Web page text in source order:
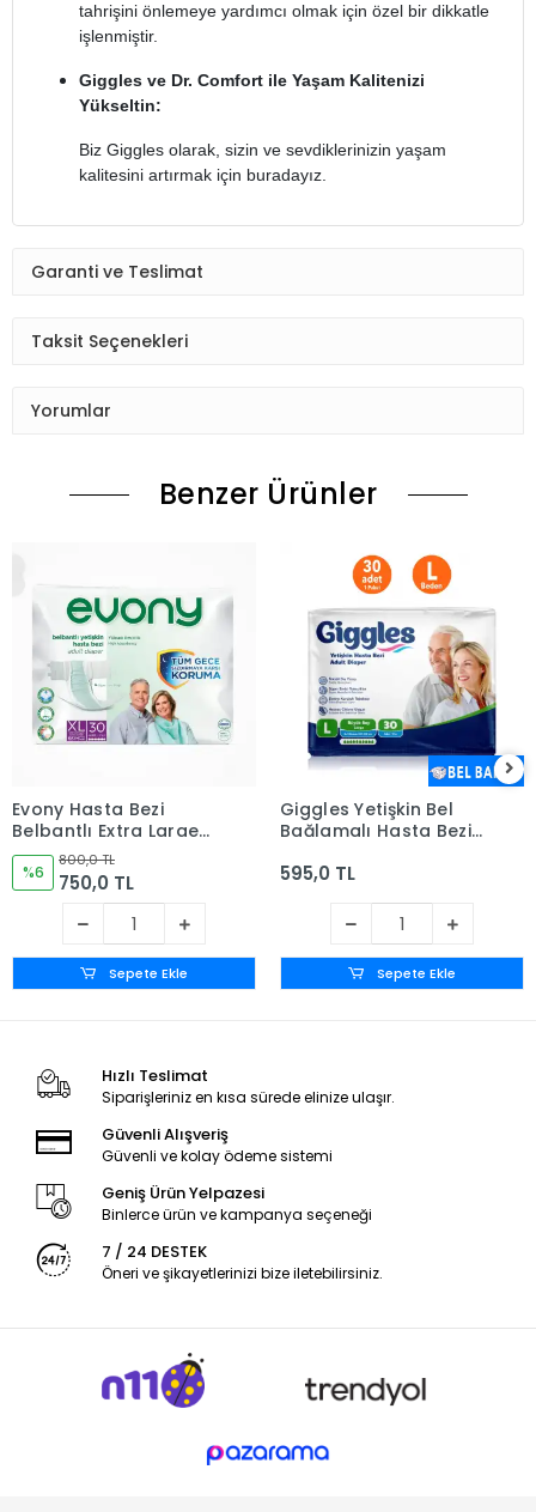
tahrişini önlemeye yardımcı olmak için özel bir dikkatle
işlenmiştir.
Giggles ve Dr. Comfort ile Yaşam Kalitenizi
Yükseltin:
Biz Giggles olarak, sizin ve sevdiklerinizin yaşam
kalitesini artırmak için buradayız.
Garanti ve Teslimat
Taksit Seçenekleri
Yorumlar
Benzer Ürünler
Evony Hasta Bezi
Belbantlı Extra Large
(XL) 30'lu Paket
%6
800,0 TL
750,0 TL
Sepete Ekle
Giggles Yetişkin Bel
Bağlamalı Hasta Bezi
595,0 TL
Sepete Ekle
Hızlı Teslimat
Siparişleriniz en kısa sürede elinize ulaşır.
Güvenli Alışveriş
Güvenli ve kolay ödeme sistemi
Geniş Ürün Yelpazesi
Binlerce ürün ve kampanya seçeneği
7 / 24 DESTEK
Öneri ve şikayetlerinizi bize iletebilirsiniz.